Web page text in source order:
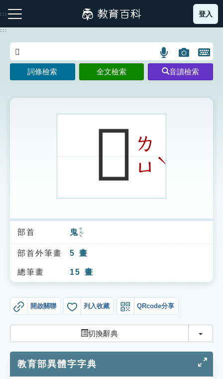
到
主
:::
注音索引圖示 筆畫索引圖示 部首索引表圖示
索引選單
知識索引
單字索引
遊戲專區
教學應用
貓頭鷹博士
登入
:::
語
言
搜
示
圖
片
搜
開
鍵
圖
詞條檢索 全文檢索 音讀檢索
𩲦ㄌ
ㄩˋ
部首 鬼ㄍㄨㄟˇ
部首外筆畫 5 畫
總筆畫 15 畫
開啟關聯 列入收藏 QRcode分享
切換辭典 切換
教育部異體字字典